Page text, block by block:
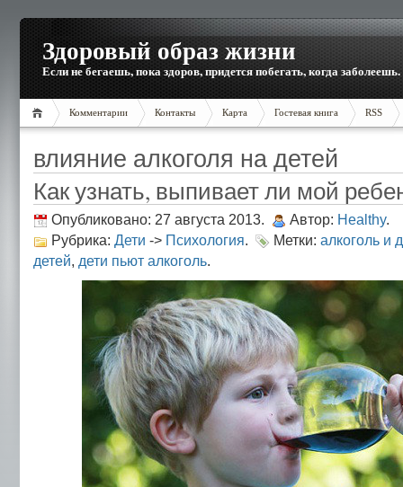
Здоровый образ жизни
Если не бегаешь, пока здоров, придется побегать, когда заболеешь.
Комментарии Контакты Карта Гостевая книга RSS
влияние алкоголя на детей
Как узнать, выпивает ли мой
Опубликовано: 27 августа 2013. Автор: Healthy.
Рубрика: Дети -> Психология. Метки: алкоголь и
детей, дети пьют алкоголь.